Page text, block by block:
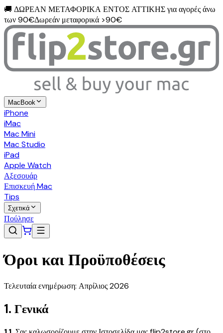
🚚 ΔΩΡΕΑΝ ΜΕΤΑΦΟΡΙΚΑ ΕΝΤΟΣ ΑΤΤΙΚΗΣ για αγορές άνω
των 90€Δωρεάν μεταφορικά >90€
MacBook
iPhone
iMac
Mac Mini
Mac Studio
iPad
Apple Watch
Αξεσουάρ
Επισκευή Mac
Tips
Σχετικά
Πούλησε
Όροι και Προϋποθέσεις
Τελευταία ενημέρωση: Απρίλιος 2026
1. Γενικά